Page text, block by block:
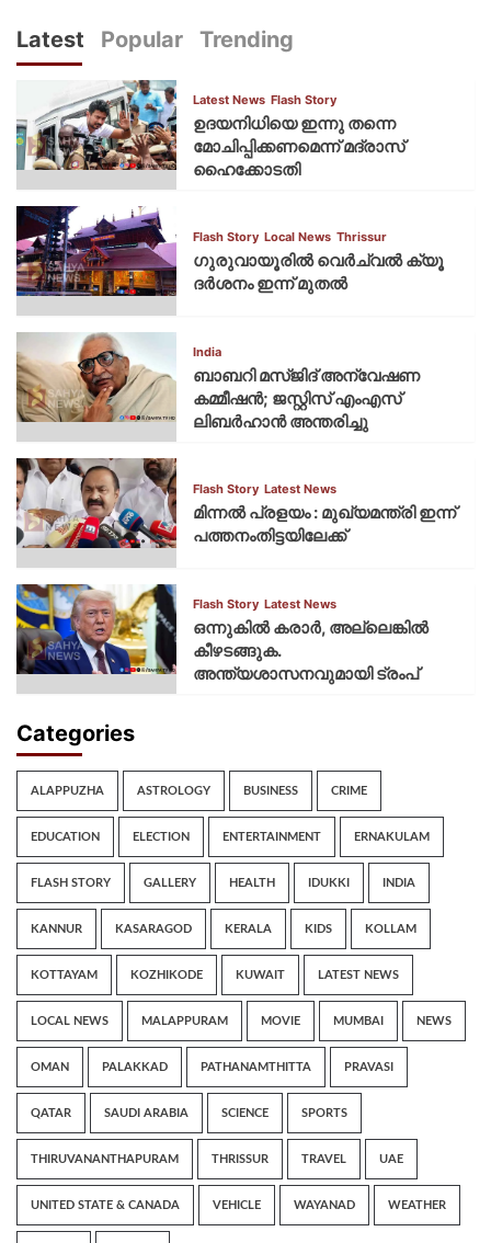
Latest Popular Trending
Latest News Flash Story
ഉദയനിധിയെ ഇന്നു തന്നെ
മോചിപ്പിക്കണമെന്ന് മദ്രാസ്
ഹൈക്കോടതി
Flash Story Local News Thrissur
ഗുരുവായൂരില്‍ വെര്‍ച്വല്‍ ക്യൂ
ദര്‍ശനം ഇന്ന് മുതല്‍
India
ബാബറി മസ്ജിദ് അന്വേഷണ
കമ്മീഷന്‍; ജസ്റ്റിസ് എംഎസ്
ലിബര്‍ഹാന്‍ അന്തരിച്ചു
Flash Story Latest News
മിന്നല്‍ പ്രളയം : മുഖ്യമന്ത്രി ഇന്ന്
പത്തനംതിട്ടയിലേക്ക്
Flash Story Latest News
ഒന്നുകില്‍ കരാര്‍, അല്ലെങ്കില്‍
കീഴടങ്ങുക.
അന്ത്യശാസനവുമായി ട്രംപ്
Categories
ALAPPUZHA ASTROLOGY BUSINESS CRIME
EDUCATION ELECTION ENTERTAINMENT ERNAKULAM
FLASH STORY GALLERY HEALTH IDUKKI INDIA
KANNUR KASARAGOD KERALA KIDS KOLLAM
KOTTAYAM KOZHIKODE KUWAIT LATEST NEWS
LOCAL NEWS MALAPPURAM MOVIE MUMBAI NEWS
OMAN PALAKKAD PATHANAMTHITTA PRAVASI
QATAR SAUDI ARABIA SCIENCE SPORTS
THIRUVANANTHAPURAM THRISSUR TRAVEL UAE
UNITED STATE & CANADA VEHICLE WAYANAD WEATHER